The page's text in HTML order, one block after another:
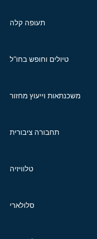
תעופה קלה
טיולים וחופש בחו"ל
משכנתאות וייעוץ מחזור
תחבורה ציבורית
טלוויזיה
סלולארי